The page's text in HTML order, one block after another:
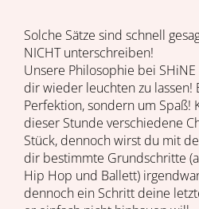
Solche Sätze sind schnell
NICHT unterschreiben!
Unsere Philosophie bei
dir wieder leuchten zu lassen!
Perfektion, sondern um Spaß!
dieser Stunde verschiedene
Stück, dennoch wirst du mit
dir bestimmte Grundschritte
Hip Hop und Ballett)
dennoch ein Schritt deine